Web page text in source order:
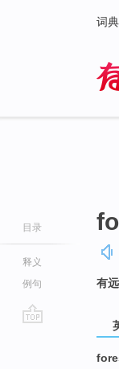
词典
目录
释义
例句
有